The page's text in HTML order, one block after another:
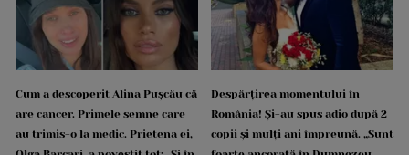
Cum a descoperit Alina Pușcău că
are cancer. Primele semne care
au trimis-o la medic. Prietena ei,
Despărțirea momentului în
România! Și-au spus adio după 2
copii și mulți ani împreună. „Sunt